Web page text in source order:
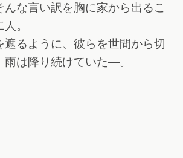
んな言い訳を胸に家から出るこ
。
遮るように、彼らを世間から切
雨は降り続けていた―。